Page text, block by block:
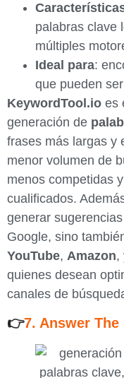
palabras clave
múltiples
Ideal para:
que pueden
KeywordTool.io es
generación de
frases más largas y
menor volumen de
menos competidas
cualificados.
generar
Google, sino
YouTube, Amazon,
quienes desean
canales de
👉7. Answer